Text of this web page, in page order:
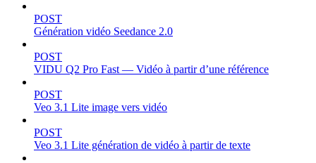
POST
Génération vidéo Seedance 2.0
POST
VIDU Q2 Pro Fast — Vidéo à partir d’une référence
POST
Veo 3.1 Lite image vers vidéo
POST
Veo 3.1 Lite génération de vidéo à partir de texte